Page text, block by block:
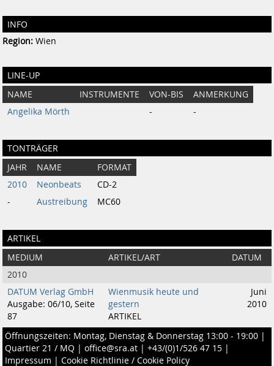
INFO
Region: Wien
LINE-UP
NAME INSTRUMENTE VON-BIS
ANMERKUNG
Angelika Mörth
- -
TONTRÄGER
JAHR NAME
FORMAT
2010
Neonbeats
CD-2
-
Austreibung MC60
ARTIKEL
MEDIUM ARTIKEL/ART
DATUM
2010
DATUM Verlag GmbH
Ausgabe: 06/10, Seite
87
Wienmusik heute und
gestern
ARTIKEL
Juni
2010
Öffnungszeiten: Montag, Dienstag & Donnerstag 13:00 - 19:00 |
Quartier 21 / MQ | office@sra.at | +43/(0)1/526 47 15 |
Impressum | Cookie Richtlinie / Cookie Policy